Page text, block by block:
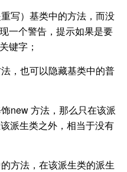
写）基类中的方法，而没
一个警告，提示如果是要
键字；
，也可以隐藏基类中的普
new 方法，那么只在该派
派生类之外，相当于没有
方法，在该派生类的派生